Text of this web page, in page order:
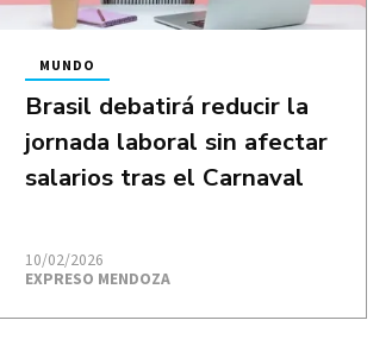
Brasil debatirá reducir la
jornada laboral sin afectar
salarios tras el Carnaval
EXPRESO MENDOZA
MUNDO
10/02/2026